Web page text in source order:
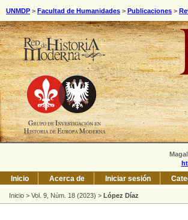
UNMDP > Facultad de Humanidades > Publicaciones >
Inicio Acerca de Iniciar sesión
Inicio > Vol. 9, Núm. 18 (2023) > López Díaz